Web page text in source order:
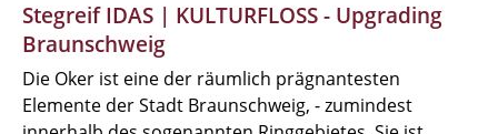
Stegreif IDAS | KULTURFLOSS - Upgrading
Braunschweig
Die Oker ist eine der räumlich prägnantesten
Elemente der Stadt Braunschweig, - zumindest